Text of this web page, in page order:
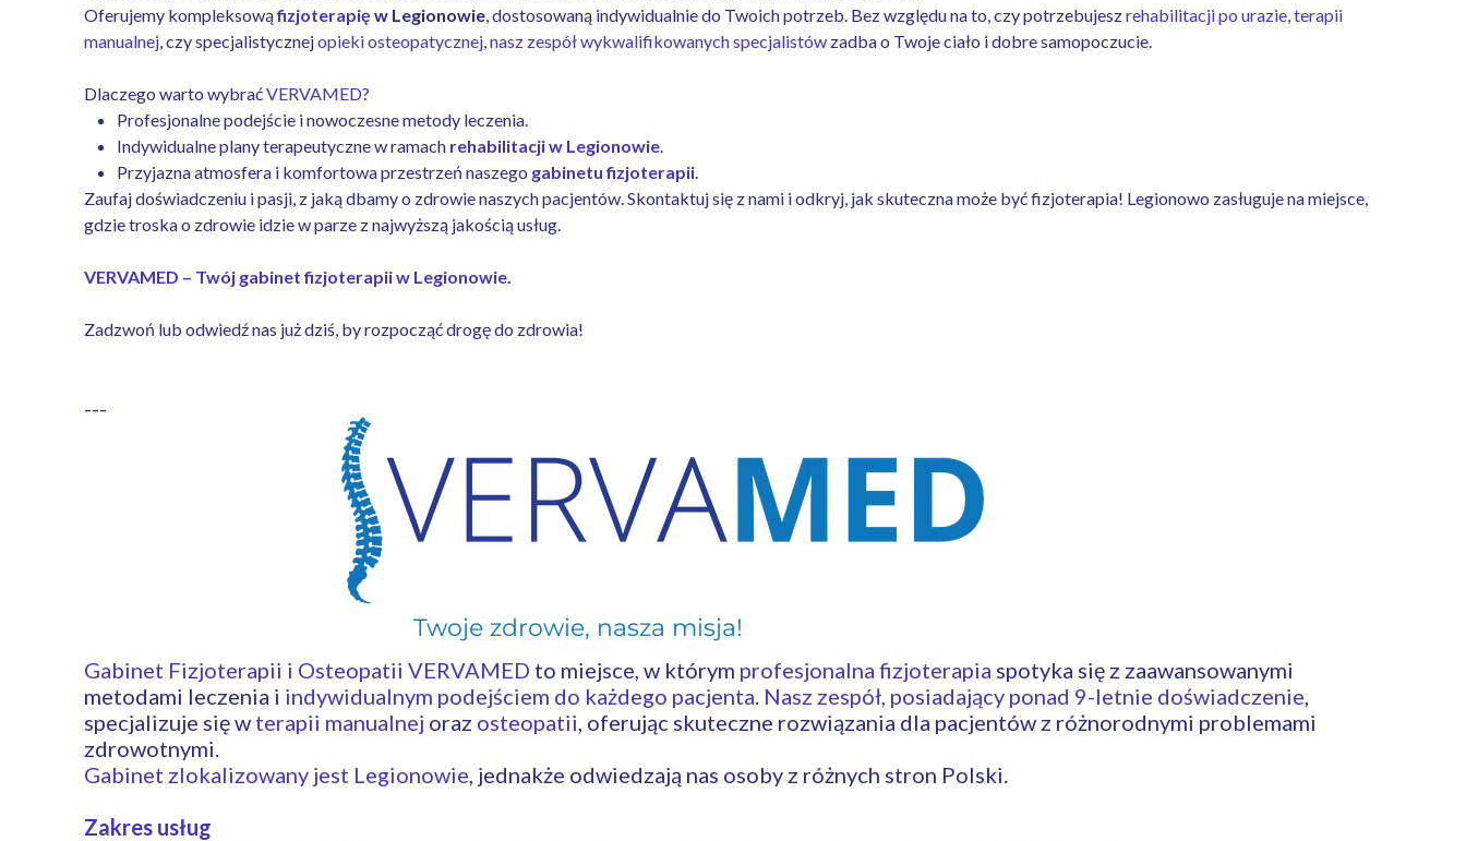
Twoje zdrowie, nasza misja!
legionowo
Oferujemy kompleksowąfizjoterapię w Legionowie, dostosowaną indywidualnie do Twoich potrzeb. Bez względu na to, czy potrzebujeszrehabilitacji po urazie,terapii
manualnej, czy specjalistycznejopieki osteopatycznej,nasz zespół wykwalifikowanych specjalistów zadba o Twoje ciało i dobre samopoczucie.
Dlaczego warto wybraćVERVAMED?
Profesjonalne podejście i nowoczesne metody leczenia.
Indywidualne plany terapeutyczne w ramach rehabilitacji w Legionowie.
Przyjazna atmosfera i komfortowa przestrzeń naszego gabinetu fizjoterapii.
Zaufaj doświadczeniu i pasji, z jaką dbamy o zdrowie naszych pacjentów. Skontaktuj się z nami i odkryj, jak skuteczna może być fizjoterapia! Legionowo zasługuje na miejsce,
gdzie troska o zdrowie idzie w parze z najwyższą jakością usług.
VERVAMED – Twój gabinet fizjoterapii w Legionowie.
Zadzwoń lub odwiedź nas już dziś, by rozpocząć drogę do zdrowia!
---
Gabinet Fizjoterapii i Osteopatii VERVAMED to miejsce, w którym profesjonalna fizjoterapia spotyka się z zaawansowanymi
metodami leczenia i indywidualnym podejściem do każdego pacjenta. Nasz zespół, posiadający ponad 9-letnie doświadczenie,
specjalizuje się w terapii manualnej oraz osteopatii, oferując skuteczne rozwiązania dla pacjentów z różnorodnymi problemami
zdrowotnymi.
Gabinet zlokalizowany jest Legionowie, jednakże odwiedzają nas osoby z różnych stron Polski.
Zakres usług